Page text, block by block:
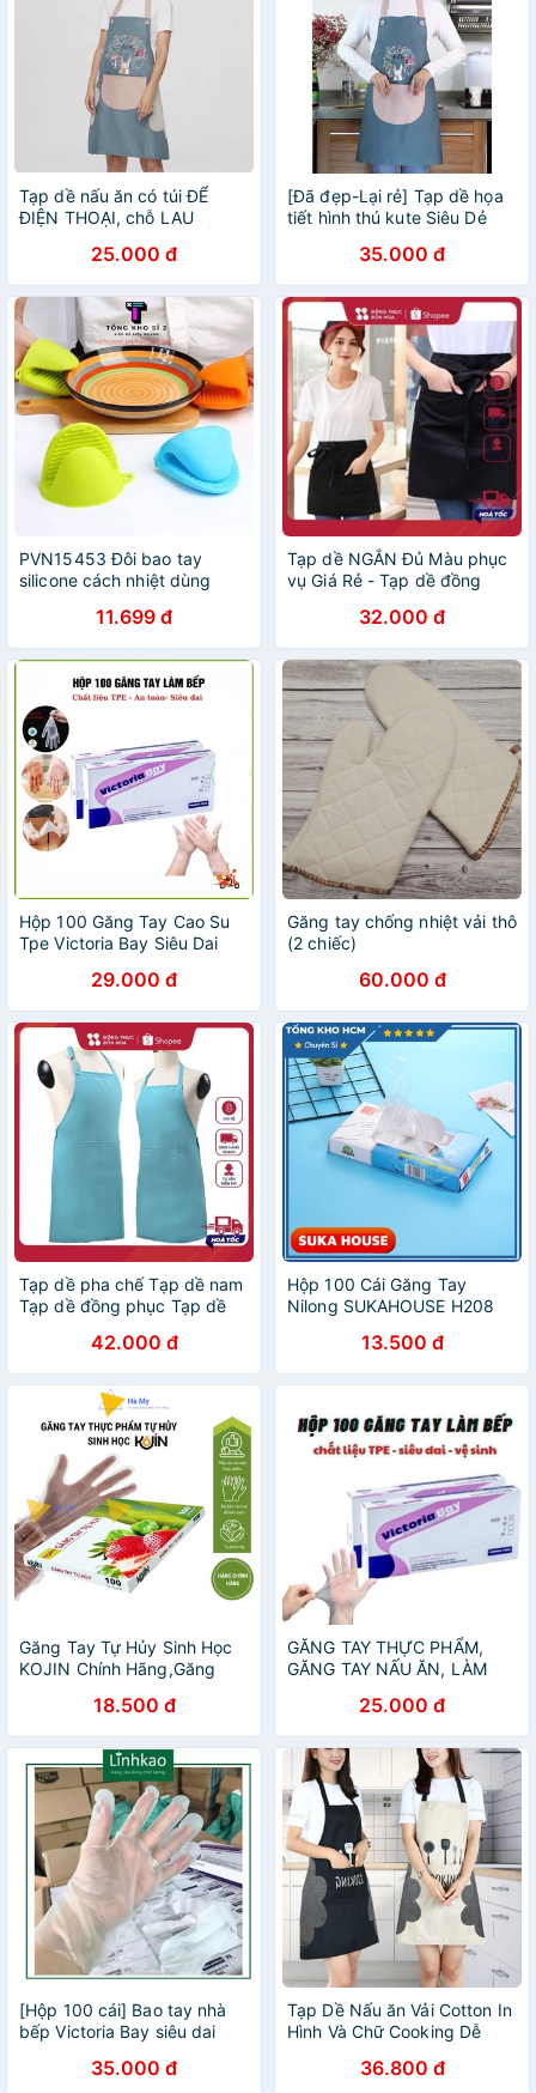
Tạp dề nấu ăn có túi ĐỂ
ĐIỆN THOẠI, chỗ LAU
NƯỚC, DẦU MỠ cao cấp
25.000 đ
[Đã đẹp-Lại rẻ] Tạp dề họa
tiết hình thú kute Siêu Dẻ
35.000 đ
PVN15453 Đôi bao tay
silicone cách nhiệt dùng
11.699 đ
Tạp dề NGẮN Đủ Màu phục
vụ Giá Rẻ - Tạp dề đồng
sẵn hàng kèm video
32.000 đ
Hộp 100 Găng Tay Cao Su
Tpe Victoria Bay Siêu Dai
29.000 đ
Găng tay chống nhiệt vải thô
(2 chiếc)
60.000 đ
Tạp dề pha chế Tạp dề nam
Tạp dề đồng phục Tạp dề
chụp thật42.000 đ
Hộp 100 Cái Găng Tay
Nilong SUKAHOUSE H208
13.500 đ
Găng Tay Tự Hủy Sinh Học
KOJIN Chính Hãng,Găng
Ăn,Găng Tay Dùng 1
Lần,Bao Tay 100c/1 Hộp
18.500 đ
GĂNG TAY THỰC PHẨM,
GĂNG TAY NẤU ĂN, LÀM
VICTORIA BAY TIỆN DỤNG
25.000 đ
[Hộp 100 cái] Bao tay nhà
bếp Victoria Bay siêu dai
35.000 đ
Tạp Dề Nấu ăn Vải Cotton In
Hình Và Chữ Cooking Dễ
36.800 đ